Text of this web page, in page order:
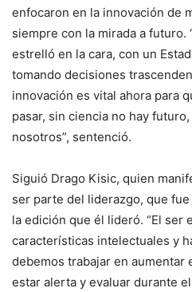
enfocaron en la innovación de
siempre con la mirada a futuro.
estrelló en la cara, con un
tomando decisiones
innovación es vital ahora para
pasar, sin ciencia no hay
nosotros”, sentenció.
Siguió Drago Kisic, quien
ser parte del liderazgo, que
la edición que él lideró. “El ser
características intelectuales y
debemos trabajar en aumentar
estar alerta y evaluar durante